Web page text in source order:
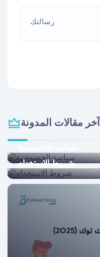
رسالتك
آخر مقالات المدونة
شروط الاستخدام